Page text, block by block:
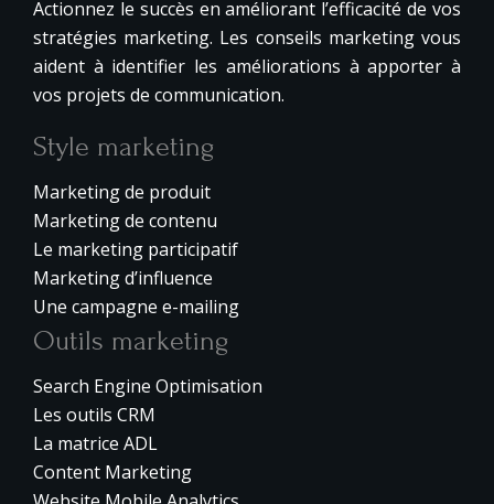
Actionnez le succès en améliorant l’efficacité de vos
stratégies marketing. Les conseils marketing vous
aident à identifier les améliorations à apporter à
vos projets de communication.
Style marketing
Marketing de produit
Marketing de contenu
Le marketing participatif
Marketing d’influence
Une campagne e-mailing
Outils marketing
Search Engine Optimisation
Les outils CRM
La matrice ADL
Content Marketing